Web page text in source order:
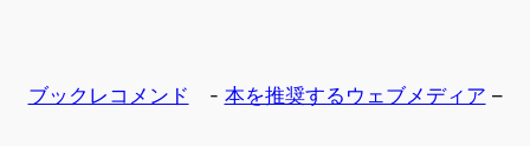
ブックレコメンド - 本を推奨するウェブメディア –